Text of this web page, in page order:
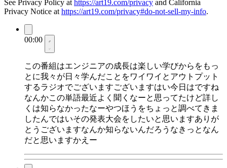
See Privacy Policy at https://art19.com/privacy and California
Privacy Notice at https://art19.com/privacy#do-not-sell-my-info.
00:00
この番組はエンジニアの成長は楽しい学びからをもっ
とに我々が日々学んだことをワイワイとアウトプット
するラジオでございますございますはい今日はですね
なんかこの単語最近よく聞くなーと思ってたけど詳し
くは知らなかったなーやつほうをちょっと調べてきま
したんではいその発表大会をしたいと思いますありが
とうございますなんか知らないんだろうなきっとなん
だと思いますかえー